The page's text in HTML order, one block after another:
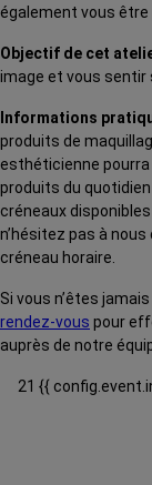
également vous être
Objectif de cet
image et vous sentir
Informations
produits de
esthéticienne pourra
produits du
créneaux
n’hésitez pas à
créneau horaire.
Si vous n’êtes
rendez-vous pour
auprès de notre
21 {{